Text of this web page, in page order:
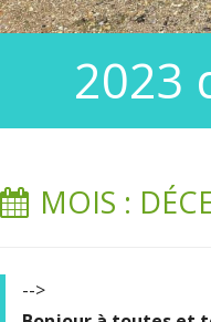
2023
MOIS :
-->